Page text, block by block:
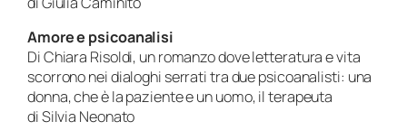
Amore e psicoanalisi
Di Chiara Risoldi, un romanzo dove letteratura e vita
scorrono nei dialoghi serrati tra due psicoanalisti: una
donna, che è la paziente e un uomo, il terapeuta
di Silvia Neonato